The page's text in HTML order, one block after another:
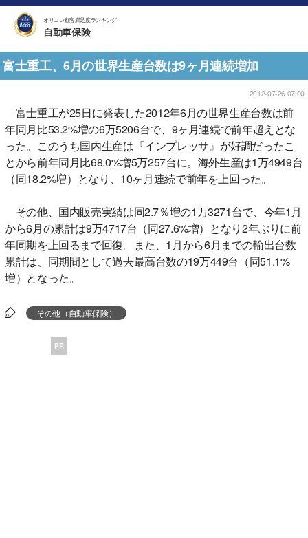
オリコン顧客満足度ランキング
自動車保険
富士重工、6月の世界生産台数は9ヶ月連続増加
2012-07-26 07:00
富士重工が25日に発表した2012年6月の世界生産台数は前
年同月比53.2%増の6万5206台で、9ヶ月連続で前年超えとな
った。このうち国内生産は『インプレッサ』が好調だったこ
とから前年同月比68.0%増5万257台に。海外生産は1万4949台
（同18.2%増）となり、10ヶ月連続で前年を上回った。
その他、国内販売実績は同2.7％増の1万3271台で、今年1月
から6月の累計は9万4717台（同27.6%増）となり2年ぶりに前
年同期を上回るまで回復。また、1月から6月までの輸出台数
累計は、同期間として過去最高台数の19万449台（同51.1%
増）となった。
その他（自動車保険）
PR